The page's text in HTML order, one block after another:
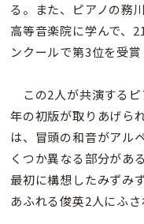
る。また、ピアノの務
高等音楽院に学んで、
ンクールで第3位を受賞
この2人が共演するピ
年の初版が取りあげら
は、冒頭の和音がアル
くつか異なる部分があ
最初に構想したみずみ
あふれる俊英2人にふさ